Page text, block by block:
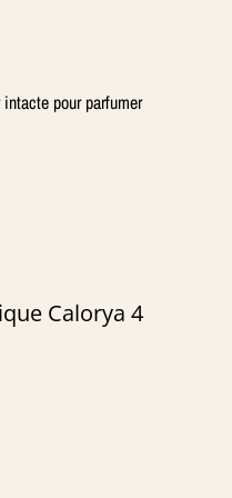
pour parfumer
Calorya 4